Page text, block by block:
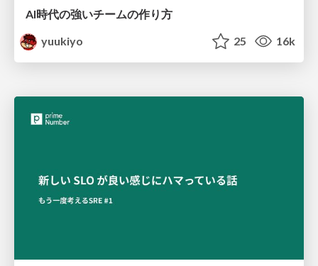
AI時代の強いチームの作り方
yuukiyo
25 16k